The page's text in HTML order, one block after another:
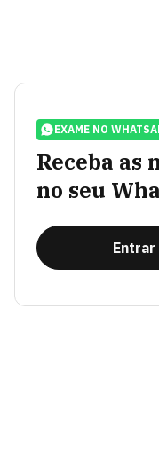
EXAME NO
Receba as
no seu
Entrar